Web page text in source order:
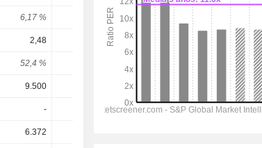
6,17 % - 6,04 % 5,83 %
2,48 2,49 2,479 2,534
52,4 % 53,4 % 50,4 %
9.500 10.506 11.084
- - - -
6.372